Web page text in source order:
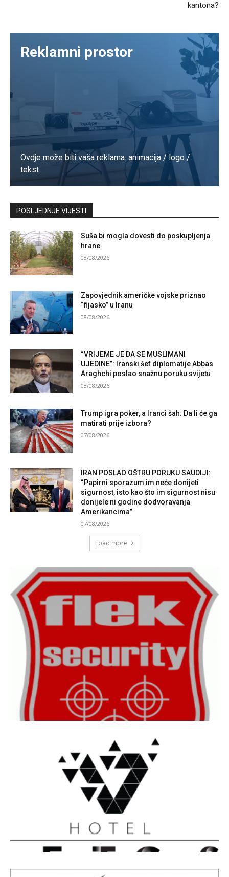
kantona?
Reklamni prostor
Ovdje može biti vaša reklama. animacija / logo /
tekst
Kontaktirajte nas
POSLJEDNJE VIJESTI
Suša bi mogla dovesti do poskupljenja
hrane
08/08/2026
Zapovjednik američke vojske priznao
“fijasko” u Iranu
08/08/2026
“VRIJEME JE DA SE MUSLIMANI
UJEDINE”: Iranski šef diplomatije Abbas
Araghchi poslao snažnu poruku svijetu
08/08/2026
Trump igra poker, a Iranci šah: Da li će ga
matirati prije izbora?
07/08/2026
IRAN POSLAO OŠTRU PORUKU SAUDIJI:
“Papirni sporazum im neće donijeti
sigurnost, isto kao što im sigurnost nisu
donijele ni godine dodvoravanja
Amerikancima”
07/08/2026
Load more